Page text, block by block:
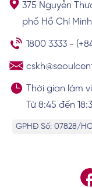
375 Nguyễn
phố Hồ Chí
1800 3333 -
Thời gian làm
Từ 8:45 đến
GPHĐ Số: 07828/